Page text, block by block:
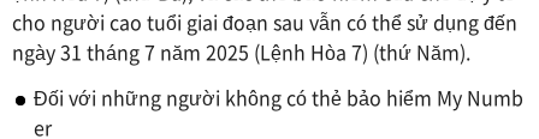
cho người cao tuổi giai đoạn sau vẫn có thể sử dụng đến
ngày 31 tháng 7 năm 2025 (Lệnh Hòa 7) (thứ Năm).
Đối với những người không có thẻ bảo hiểm My Numb
er